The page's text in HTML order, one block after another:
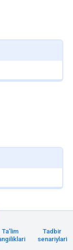
Taʼlim
Tadbir
senariylari